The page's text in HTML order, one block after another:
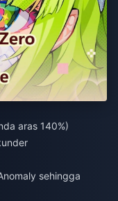
aras 140%)
sehingga